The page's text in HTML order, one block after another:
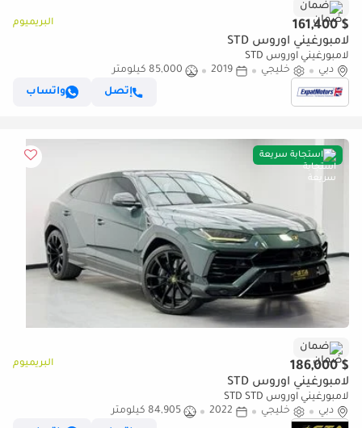
ضمان
$ 161,400 البريميوم
لامبورغيني اوروس STD
لامبورغيني اوروس STD
دبي
خليجي 2019
85,000 كيلومتر
إتصل
واتساب
استجابة سريعة
ضمان
$ 186,000 البريميوم
لامبورغيني اوروس STD
لامبورغيني اوروس STD STD
دبي
خليجي 2022
84,905 كيلومتر